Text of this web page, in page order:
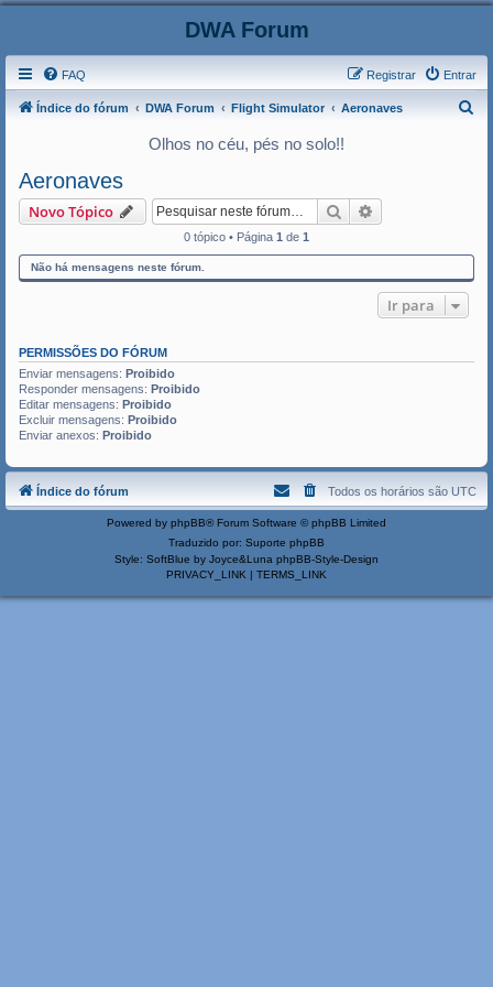
DWA Forum
FAQ Entrar
Registrar
Índice do fórum DWA Forum Flight Simulator Aeronaves
Olhos no céu, pés no solo!!
Aeronaves
Novo Tópico Pesquisar
0 tópico • Página 1 de 1
Não há mensagens neste fórum.
Ir para
PERMISSÕES DO FÓRUM
Enviar mensagens: Proibido
Responder mensagens: Proibido
Editar mensagens: Proibido
Excluir mensagens: Proibido
Enviar anexos: Proibido
Índice do fórum Todos os horários são UTC
Powered by phpBB® Forum Software © phpBB Limited
Traduzido por: Suporte phpBB
Style: SoftBlue by Joyce&Luna phpBB-Style-Design
PRIVACY_LINK | TERMS_LINK